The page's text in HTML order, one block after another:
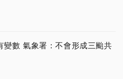
變數 氣象署：不會形成三颱共